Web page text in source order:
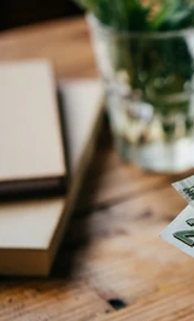
Для соискателей